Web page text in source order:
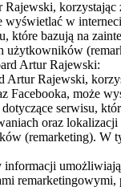
Rajewski, korzystając
wyświetlać w
które bazują na
użytkowników
Artur Rajewski:
Artur Rajewski,
Facebooka, może
dotyczące serwisu,
oraz lokalizacji
(remarketing). W
informacji
remarketingowymi,